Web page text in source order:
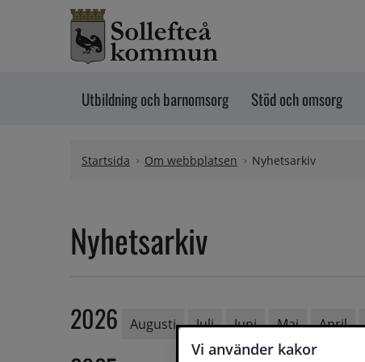
Vi använder kakor
Hoppa till innehåll
Utbildning och barnomsorg Stöd och omsorg
Startsida Om webbplatsen Nyhetsarkiv
Nyhetsarkiv
2026 Augusti Juli Juni Maj April